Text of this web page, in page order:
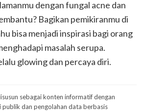
dengan fungal acne dan
Bagikan pemikiranmu di
bisa menjadi inspirasi bagi orang
masalah serupa.
glowing dan percaya diri.
sebagai konten informatif dengan
publik dan pengolahan data berbasis